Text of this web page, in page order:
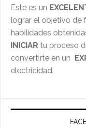
Este es un
lograr el objetivo de
habilidades
INICIAR tu proceso
convertirte en un
electricidad.